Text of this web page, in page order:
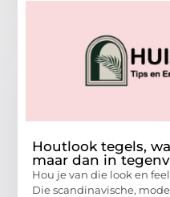
Houtlook tegels,
maar dan in
Hou je van die look en
Die scandinavische,